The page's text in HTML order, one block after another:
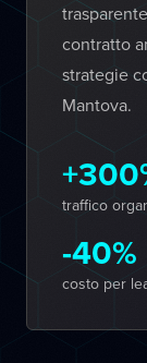
contratto
strategie
Mantova.
traffico
-40%
costo per